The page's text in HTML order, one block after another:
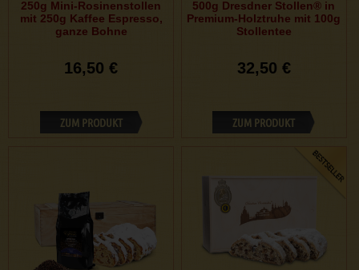
250g Mini-Rosinenstollen
mit 250g Kaffee Espresso,
ganze Bohne
16,50 €
ZUM PRODUKT
500g Dresdner Stollen® in
Premium-Holztruhe mit 100g
Stollentee
32,50 €
ZUM PRODUKT